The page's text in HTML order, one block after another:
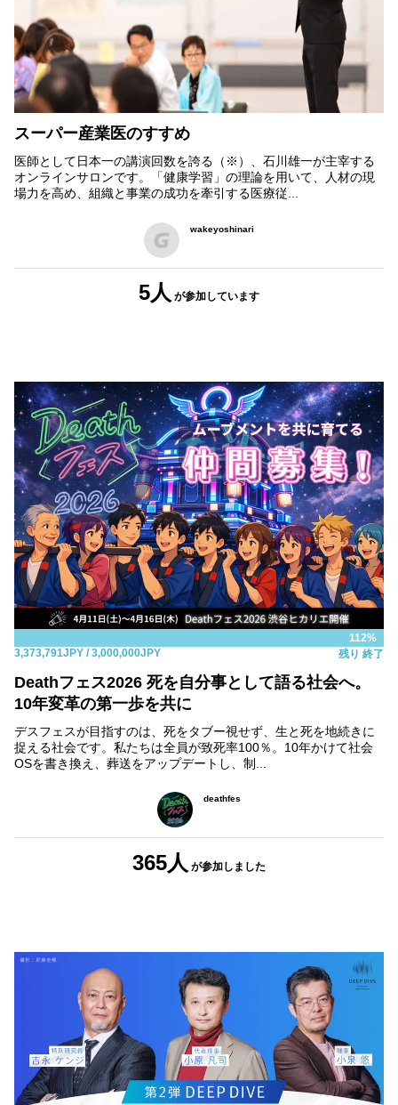
スーパー産業医のすすめ
医師として日本一の講演回数を誇る（※）、石川雄一が主宰する
オンラインサロンです。「健康学習」の理論を用いて、人材の現
場力を高め、組織と事業の成功を牽引する医療従...
wakeyoshinari
5人 が参加しています
112%
3,373,791JPY / 3,000,000JPY 残り 終了
Deathフェス2026 死を自分事として語る社会へ。
10年変革の第一歩を共に
デスフェスが目指すのは、死をタブー視せず、生と死を地続きに
捉える社会です。私たちは全員が致死率100％。10年かけて社会
OSを書き換え、葬送をアップデートし、制...
deathfes
365人 が参加しました